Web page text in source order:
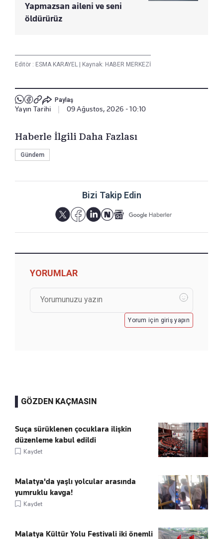
Yapmazsan aileni ve seni
öldürürüz
Editör : ESMA KARAYEL | Kaynak: HABER MERKEZİ
Paylaş
Yayın Tarihi 09 Ağustos, 2026 - 10:10
Haberle İlgili Daha Fazlası
Gündem
Bizi Takip Edin
YORUMLAR
Yorum için giriş yapın
GÖZDEN KAÇMASIN
Suça sürüklenen çocuklara ilişkin
düzenleme kabul edildi
Kaydet
Malatya'da yaşlı yolcular arasında
yumruklu kavga!
Kaydet
Malatya Kültür Yolu Festivali iki önemli